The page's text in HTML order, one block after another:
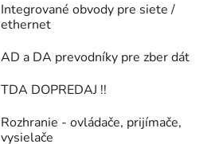
Integrované obvody pre siete /
ethernet
AD a DA prevodníky pre zber dát
TDA DOPREDAJ !!
Rozhranie - ovládače, prijímače,
vysielače